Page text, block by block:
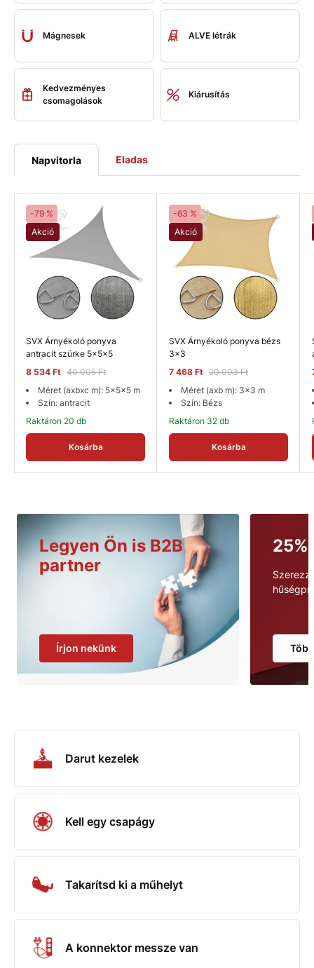
Mágnesek ALVE létrák
Kedvezményes
csomagolások
Kiárusítás
Napvitorla Eladas
-79 %
Akció
SVX Árnyékoló ponyva
antracit szürke 5x5x5
8 534 Ft 40 005 Ft
Méret (axbxc m): 5x5x5 m
Szín: antracit
Raktáron 20 db
Kosárba
-63 %
Akció
SVX Árnyékoló ponyva bézs
3x3
7 468 Ft 20 003 Ft
Méret (axb m): 3x3 m
Szín: Bézs
Raktáron 32 db
Kosárba
Legyen Ön is B2B
partner
Írjon nekünk
25%
Darut kezelek
Kell egy csapágy
Takarítsd ki a műhelyt
A konnektor messze van